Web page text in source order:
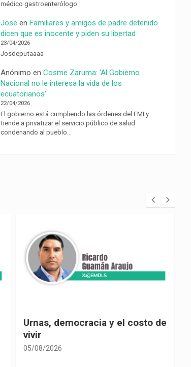
médico gastroenterólogo
Jose enFamiliares y amigos de padre detenido
dicen que es inocente y piden su libertad
23/04/2026
Josdeputaaaa
Anónimo enCosme Zaruma: ‘Al Gobierno
Nacional no le interesa la vida de los
ecuatorianos’
22/04/2026
El gobierno está cumpliendo las órdenes del FMI y
tiende a privatizar el servicio público de salud
condenando al pueblo…
El país de las explicaciones
convenientes
05/08/2026